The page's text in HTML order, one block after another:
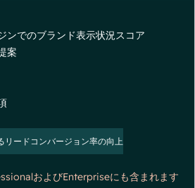
ンでのブランド表示状況スコア
案
リードコンバージョン率の向上
およびEnterpriseにも含まれます